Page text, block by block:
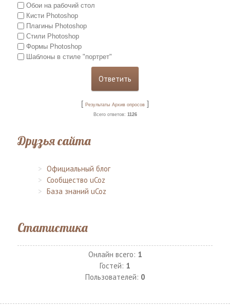
Обои на рабочий стол
Кисти Photoshop
Плагины Photoshop
Стили Photoshop
Формы Photoshop
Шаблоны в стиле "портрет"
[ Результаты Архив опросов ]
Всего ответов: 1126
Друзья сайта
Официальный блог
Сообщество uCoz
База знаний uCoz
Статистика
Онлайн всего: 1
Гостей: 1
Пользователей: 0